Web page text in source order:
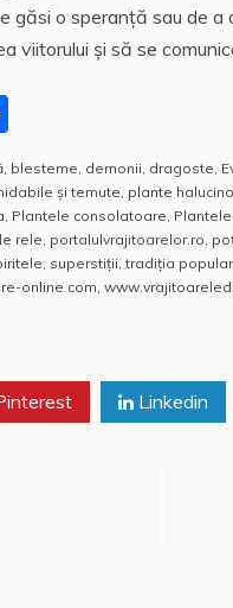
găsi o speranță sau de a
viitorului și să se
a
rt
aj
e
a
ă
, blesteme, demonii, dragoste,
şi temute, plante
, Plantele consolatoare,
rele, portalulvrajitoarelor.ro,
, superstiții,tradiția
online.com,
Linkedin